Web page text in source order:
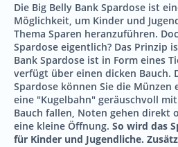
Die Big Belly Bank Spardose ist
Möglichkeit, um Kinder und
Thema Sparen heranzuführen.
Spardose eigentlich? Das Prinzip
Bank Spardose ist in Form eines
verfügt über einen dicken Bauch.
Spardose können Sie die
eine "Kugelbahn" geräuschvoll
Bauch fallen, Noten gehen direkt
eine kleine Öffnung. So wird das
für Kinder und Jugendliche.